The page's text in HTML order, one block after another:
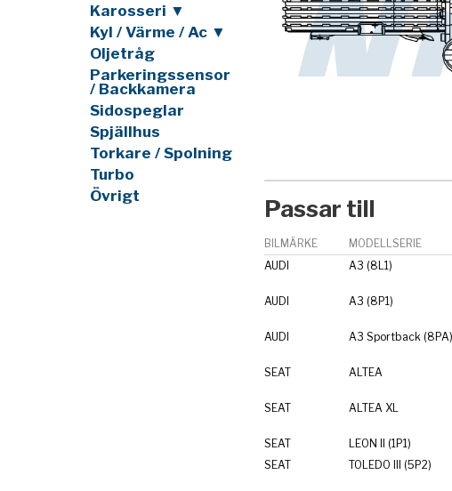
Karosseri ▼
Kyl / Värme / Ac ▼
Oljetråg
Parkeringssensor
/ Backkamera
Sidospeglar
Spjällhus
Torkare / Spolning
Turbo
Övrigt
Passar till
BILMÄRKE MODELLSERIE
AUDI
A3 (8L1)
AUDI A3 (8P1)
AUDI A3 Sportback (8PA)
SEAT ALTEA
SEAT ALTEA XL
SEAT LEON II (1P1)
SEAT
TOLEDO III (5P2)